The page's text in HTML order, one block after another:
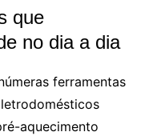
que
no dia a dia
ferramentas
aquecimento